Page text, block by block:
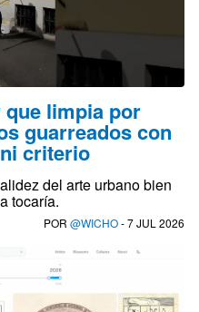
limpia por
guarreados con
criterio
del arte urbano bien
tocaría.
POR @WICHO- 7 JUL 2026